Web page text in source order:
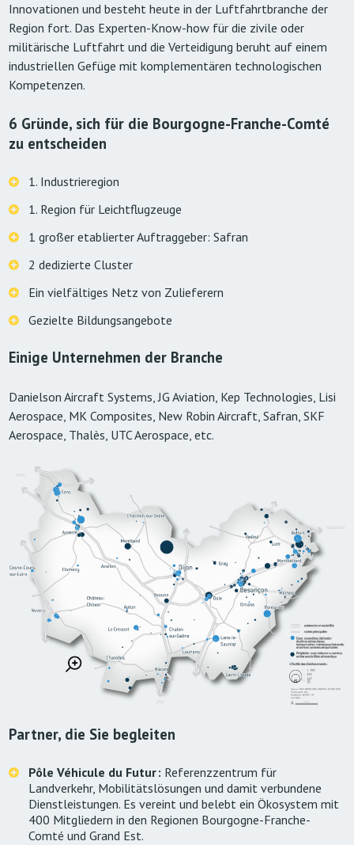
Innovationen und besteht heute in der Luftfahrtbranche der
Region fort. Das Experten-Know-how für die zivile oder
militärische Luftfahrt und die Verteidigung beruht auf einem
industriellen Gefüge mit komplementären technologischen
Kompetenzen.
6 Gründe, sich für die Bourgogne-Franche-Comté
zu entscheiden
1. Industrieregion
1. Region für Leichtflugzeuge
1 großer etablierter Auftraggeber: Safran
2 dedizierte Cluster
Ein vielfältiges Netz von Zulieferern
Gezielte Bildungsangebote
Einige Unternehmen der Branche
Danielson Aircraft Systems, JG Aviation, Kep Technologies, Lisi
Aerospace, MK Composites, New Robin Aircraft, Safran, SKF
Aerospace, Thalès, UTC Aerospace, etc.
Partner, die Sie begleiten
Pôle Véhicule du Futur : Referenzzentrum für
Landverkehr, Mobilitätslösungen und damit verbundene
Dienstleistungen. Es vereint und belebt ein Ökosystem mit
400 Mitgliedern in den Regionen Bourgogne-Franche-
Comté und Grand Est.